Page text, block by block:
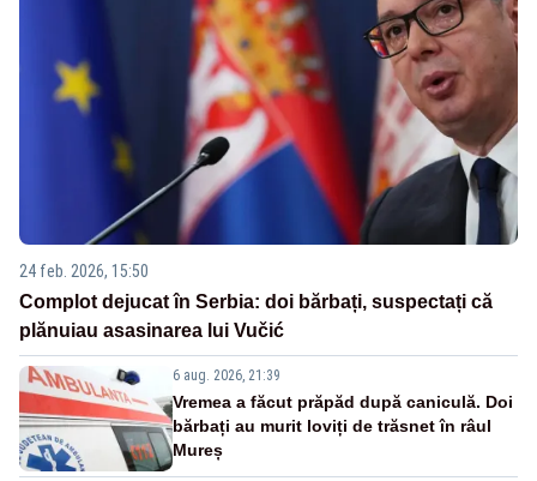
24 feb. 2026, 15:50
Complot dejucat în Serbia: doi bărbați, suspectați că
plănuiau asasinarea lui Vučić
6 aug. 2026, 21:39
Vremea a făcut prăpăd după caniculă. Doi
bărbați au murit loviți de trăsnet în râul
Mureș